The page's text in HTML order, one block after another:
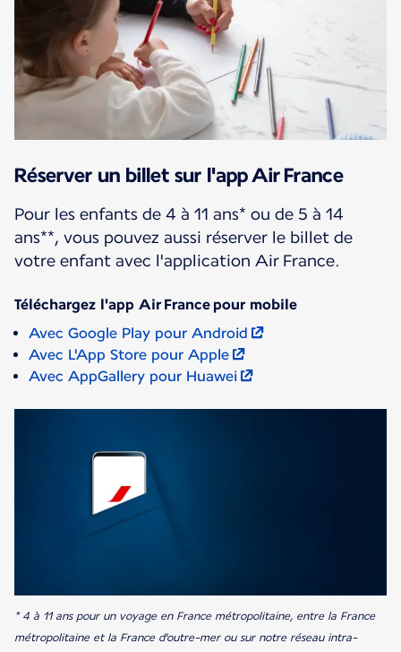
Réserver un billet sur l'app Air France
Pour les enfants de 4 à 11 ans* ou de 5 à 14
ans**, vous pouvez aussi réserver le billet de
votre enfant avec l'application Air France.
Téléchargez l'app Air France pour mobile
Avec Google Play pour Android
Avec L'App Store pour Apple
Avec AppGallery pour Huawei
* 4 à 11 ans pour un voyage en France métropolitaine, entre la France
métropolitaine et la France d'outre-mer ou sur notre réseau intra-